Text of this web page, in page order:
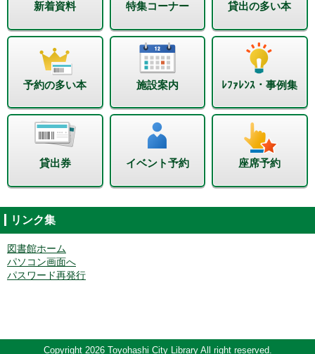
新着資料 特集コーナー 貸出の多い本
予約の多い本 施設案内 ﾚﾌｧﾚﾝｽ・事例集
貸出券 イベント予約 座席予約
リンク集
図書館ホーム
パソコン画面へ
パスワード再発行
Copyright 2026 Toyohashi City Library All right reserved.